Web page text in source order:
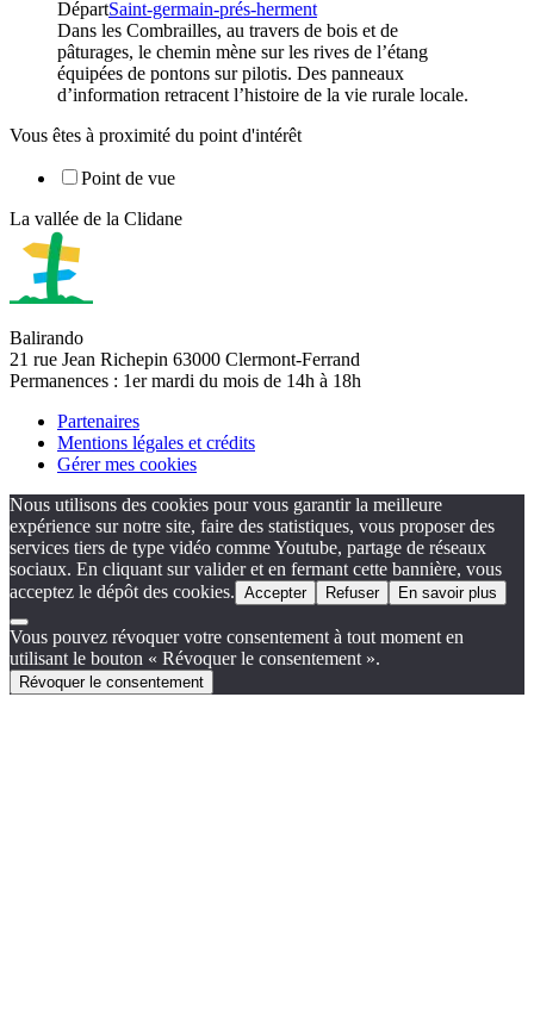
DépartSaint-germain-prés-herment
Dans les Combrailles, au travers de bois et de
pâturages, le chemin mène sur les rives de l’étang
équipées de pontons sur pilotis. Des panneaux
d’information retracent l’histoire de la vie rurale locale.
Vous êtes à proximité du point d'intérêt
Point de vue
La vallée de la Clidane
Balirando
21 rue Jean Richepin 63000 Clermont-Ferrand
Permanences : 1er mardi du mois de 14h à 18h
Partenaires
Mentions légales et crédits
Gérer mes cookies
Nous utilisons des cookies pour vous garantir la meilleure
expérience sur notre site, faire des statistiques, vous proposer des
services tiers de type vidéo comme Youtube, partage de réseaux
sociaux. En cliquant sur valider et en fermant cette bannière, vous
acceptez le dépôt des cookies. Accepter Refuser En savoir plus
Vous pouvez révoquer votre consentement à tout moment en
utilisant le bouton « Révoquer le consentement ».
Révoquer le consentement